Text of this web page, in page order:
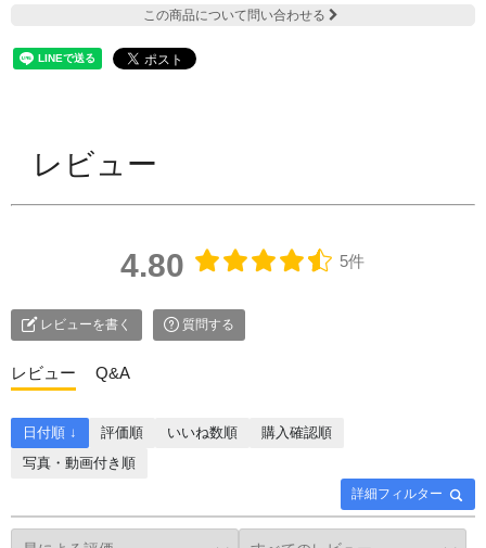
この商品について問い合わせる
レビュー
4.80 5件
レビューを書く 質問する
レビュー Q&A
詳細フィルター
日付順 ↓ 評価順 いいね数順
購入確認順
写真・動画付き順